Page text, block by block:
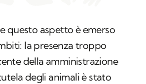
questo aspetto è emerso
la presenza troppo
della amministrazione
degli animali è stato